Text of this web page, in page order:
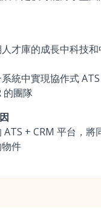
才庫的成長中科技
統中實現協作式
的團隊
ATS + CRM 平台，將
件